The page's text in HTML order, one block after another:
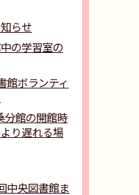
らせ
の学習室の
館ボランティ
分館の開館時
り遅れる場
中央図書館ま